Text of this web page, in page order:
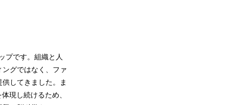
プです。組織と人
グではなく、ファ
してきました。ま
現し続けるため、